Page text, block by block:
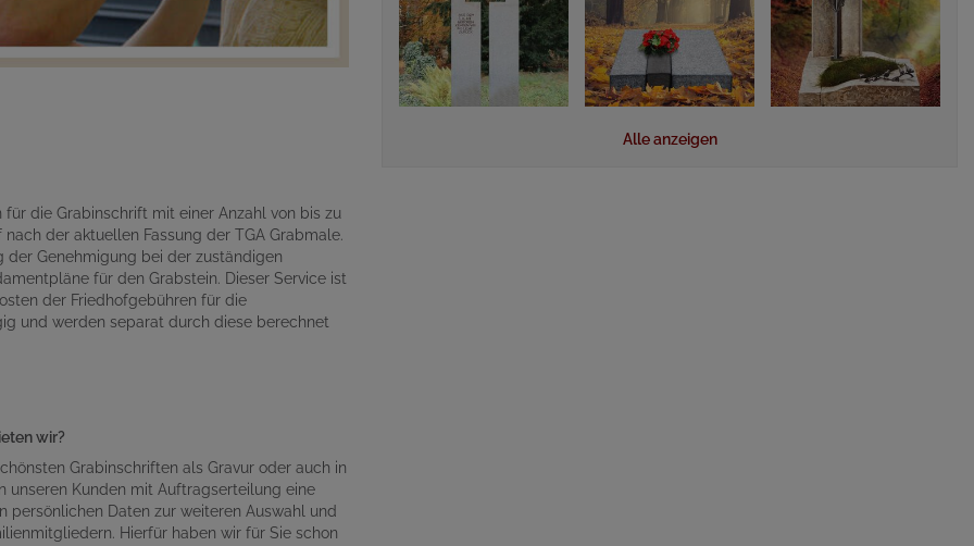
die Grabinschrift mit einer Anzahl von bis zu
der aktuellen Fassung der TGA Grabmale.
Genehmigung bei der zuständigen
für den Grabstein. Dieser Service ist
der Friedhofgebühren für die
und werden separat durch diese berechnet
wir?
Grabinschriften als Gravur oder auch in
unseren Kunden mit Auftragserteilung eine
persönlichen Daten zur weiteren Auswahl und
Hierfür haben wir für Sie schon
Alle anzeigen